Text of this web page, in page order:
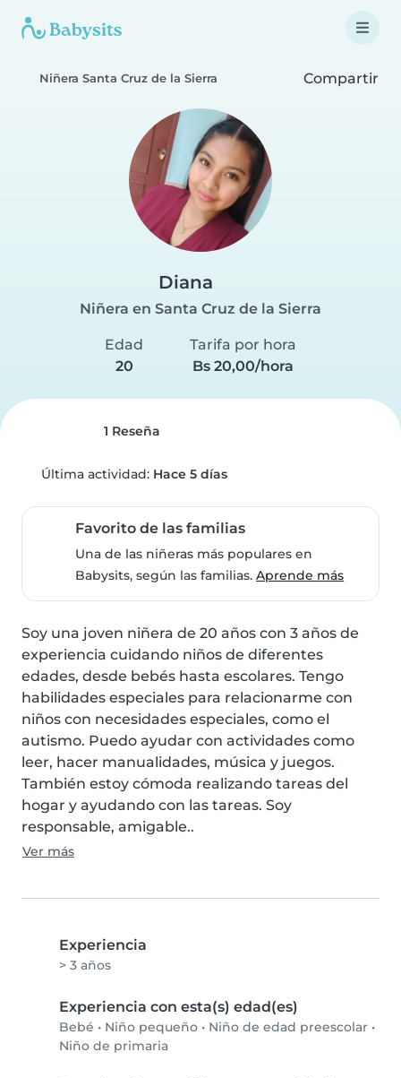
Niñera Santa Cruz de la Sierra Compartir
Diana
Niñera en Santa Cruz de la Sierra
Edad
20
Tarifa por hora
Bs 20,00/hora
1 Reseña
Última actividad: Hace 5 días
Favorito de las familias
Una de las niñeras más populares en
Babysits, según las familias.Aprende más
Soy una joven niñera de 20 años con 3 años de
experiencia cuidando niños de diferentes
edades, desde bebés hasta escolares. Tengo
habilidades especiales para relacionarme con
niños con necesidades especiales, como el
autismo. Puedo ayudar con actividades como
leer, hacer manualidades, música y juegos.
También estoy cómoda realizando tareas del
hogar y ayudando con las tareas. Soy
responsable, amigable..
Ver más
Experiencia
> 3 años
Experiencia con esta(s) edad(es)
Bebé • Niño pequeño • Niño de edad preescolar •
Niño de primaria